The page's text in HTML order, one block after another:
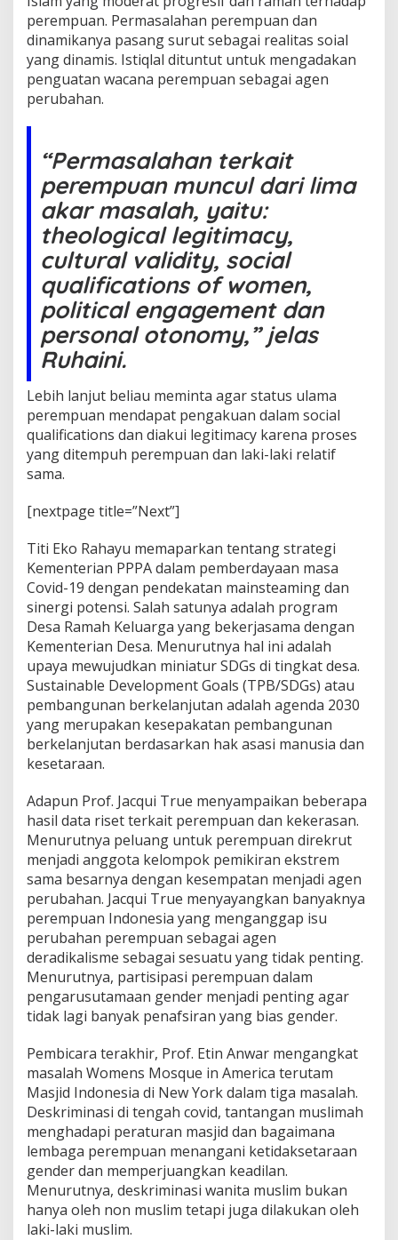
perempuan. Permasalahan perempuan dan
dinamikanya pasang surut sebagai realitas soial
yang dinamis. Istiqlal dituntut untuk mengadakan
penguatan wacana perempuan sebagai agen
perubahan.
“Permasalahan terkait
perempuan muncul dari lima
akar masalah, yaitu:
theological legitimacy,
cultural validity, social
qualifications of women,
political engagement dan
personal otonomy,” jelas
Ruhaini.
Lebih lanjut beliau meminta agar status ulama
perempuan mendapat pengakuan dalam social
qualifications dan diakui legitimacy karena proses
yang ditempuh perempuan dan laki-laki relatif
sama.
[nextpage title=”Next”]
Titi Eko Rahayu memaparkan tentang strategi
Kementerian PPPA dalam pemberdayaan masa
Covid-19 dengan pendekatan mainsteaming dan
sinergi potensi. Salah satunya adalah program
Desa Ramah Keluarga yang bekerjasama dengan
Kementerian Desa. Menurutnya hal ini adalah
upaya mewujudkan miniatur SDGs di tingkat desa.
Sustainable Development Goals (TPB/SDGs) atau
pembangunan berkelanjutan adalah agenda 2030
yang merupakan kesepakatan pembangunan
berkelanjutan berdasarkan hak asasi manusia dan
kesetaraan.
Adapun Prof. Jacqui True menyampaikan beberapa
hasil data riset terkait perempuan dan kekerasan.
Menurutnya peluang untuk perempuan direkrut
menjadi anggota kelompok pemikiran ekstrem
sama besarnya dengan kesempatan menjadi agen
perubahan. Jacqui True menyayangkan banyaknya
perempuan Indonesia yang menganggap isu
perubahan perempuan sebagai agen
deradikalisme sebagai sesuatu yang tidak penting.
Menurutnya, partisipasi perempuan dalam
pengarusutamaan gender menjadi penting agar
tidak lagi banyak penafsiran yang bias gender.
Pembicara terakhir, Prof. Etin Anwar mengangkat
masalah Womens Mosque in America terutam
Masjid Indonesia di New York dalam tiga masalah.
Deskriminasi di tengah covid, tantangan muslimah
menghadapi peraturan masjid dan bagaimana
lembaga perempuan menangani ketidaksetaraan
gender dan memperjuangkan keadilan.
Menurutnya, deskriminasi wanita muslim bukan
hanya oleh non muslim tetapi juga dilakukan oleh
laki-laki muslim.